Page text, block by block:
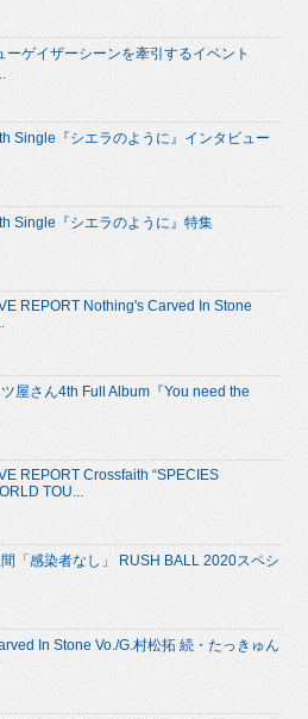
ーゲイザーシーンを牽引するイベント
Single『シエラのように』インタビュー
Single『シエラのように』特集
REPORT Nothing's Carved In Stone
屋さん4th Full Album『You need the
REPORT Crossfaith “SPECIES
TOU...
「感染者なし」 RUSH BALL 2020スペシ
In Stone Vo./G.村松拓 続・たっきゅん